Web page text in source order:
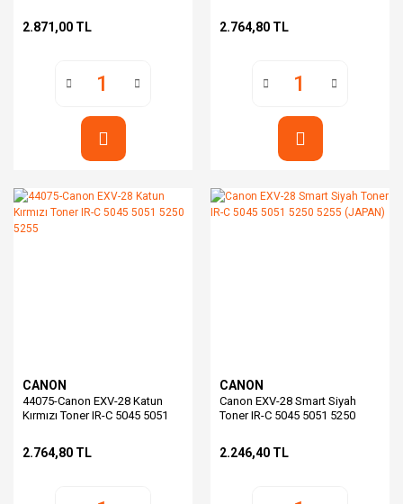
2.871,00 TL 2.764,80 TL
CANON
44075-Canon EXV-28 Katun
Kırmızı Toner IR-C 5045 5051
2.764,80 TL
CANON
Canon EXV-28 Smart Siyah
Toner IR-C 5045 5051 5250
2.246,40 TL